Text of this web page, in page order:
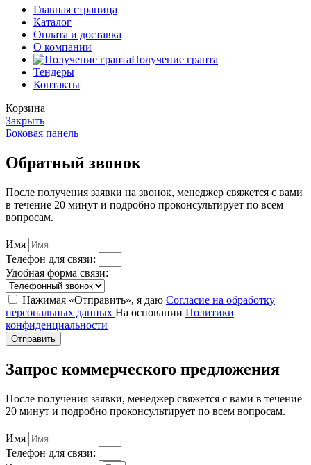
Главная страница
Каталог
Оплата и доставка
О компании
Получение гранта
Тендеры
Контакты
Корзина
Закрыть
Боковая панель
Обратный звонок
После получения заявки на звонок, менеджер свяжется с вами
в течение 20 минут и подробно проконсультирует по всем
вопросам.
Имя
Телефон для связи:
Удобная форма связи:
Нажимая «Отправить», я даю Согласие на обработку
персональных данных На основании Политики
конфиденциальности
Отправить
Запрос коммерческого предложения
После получения заявки, менеджер свяжется с вами в течение
20 минут и подробно проконсультирует по всем вопросам.
Имя
Телефон для связи: